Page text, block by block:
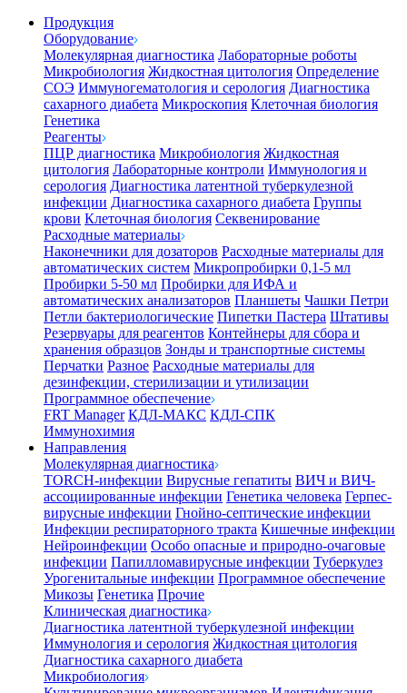
Продукция
Оборудование
Молекулярная диагностика Лабораторные роботы
Микробиология Жидкостная цитология Определение
СОЭ Иммуногематология и серология Диагностика
сахарного диабета Микроскопия Клеточная биология
Генетика
Реагенты
ПЦР диагностика Микробиология Жидкостная
цитология Лабораторные контроли Иммунология и
серология Диагностика латентной туберкулезной
инфекции Диагностика сахарного диабета Группы
крови Клеточная биология Секвенирование
Расходные материалы
Наконечники для дозаторов Расходные материалы для
автоматических систем Микропробирки 0,1-5 мл
Пробирки 5-50 мл Пробирки для ИФА и
автоматических анализаторов Планшеты Чашки Петри
Петли бактериологические Пипетки Пастера Штативы
Резервуары для реагентов Контейнеры для сбора и
хранения образцов Зонды и транспортные системы
Перчатки Разное Расходные материалы для
дезинфекции, стерилизации и утилизации
Программное обеспечение
FRT Manager КДЛ-МАКС КДЛ-СПК
Иммунохимия
Направления
Молекулярная диагностика
TORCH-инфекции Вирусные гепатиты ВИЧ и ВИЧ-
ассоциированные инфекции Генетика человека Герпес-
вирусные инфекции Гнойно-септические инфекции
Инфекции респираторного тракта Кишечные инфекции
Нейроинфекции Особо опасные и природно-очаговые
инфекции Папилломавирусные инфекции Туберкулез
Урогенитальные инфекции Программное обеспечение
Микозы Генетика Прочие
Клиническая диагностика
Диагностика латентной туберкулезной инфекции
Иммунология и серология Жидкостная цитология
Диагностика сахарного диабета
Микробиология